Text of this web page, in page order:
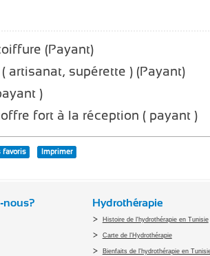
(Payant)
artisanat, supérette ) (Payant)
)
fort à la réception ( payant )
favoris Imprimer
nous? Hydrothérapie
Histoire de l'hydrothérapie en Tunisie
Carte de l'Hydrothérapie
Bienfaits de l'hydrothérapie en